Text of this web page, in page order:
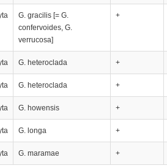
G. gracilis [= G.
confervoides, G.
verrucosa]
+
G. heteroclada +
G. heteroclada +
G. howensis +
G. longa +
G. maramae +